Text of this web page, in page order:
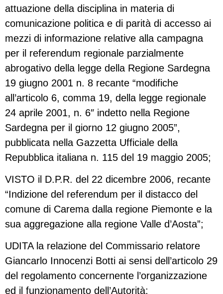
attuazione della disciplina in materia di
comunicazione politica e di parità di accesso ai
mezzi di informazione relative alla campagna
per il referendum regionale parzialmente
abrogativo della legge della Regione Sardegna
19 giugno 2001 n. 8 recante “modifiche
all’articolo 6, comma 19, della legge regionale
24 aprile 2001, n. 6″ indetto nella Regione
Sardegna per il giorno 12 giugno 2005”,
pubblicata nella Gazzetta Ufficiale della
Repubblica italiana n. 115 del 19 maggio 2005;
VISTO il D.P.R. del 22 dicembre 2006, recante
“Indizione del referendum per il distacco del
comune di Carema dalla regione Piemonte e la
sua aggregazione alla regione Valle d’Aosta”;
UDITA la relazione del Commissario relatore
Giancarlo Innocenzi Botti ai sensi dell’articolo 29
del regolamento concernente l’organizzazione
ed il funzionamento dell’Autorità;